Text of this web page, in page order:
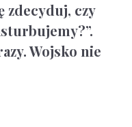
zdecyduj, czy
Wojsko nie